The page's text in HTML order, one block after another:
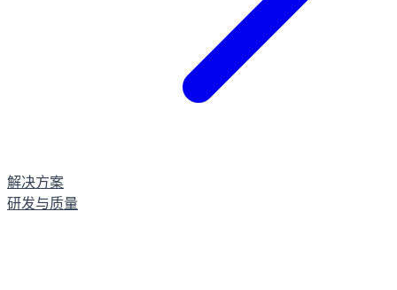
解决方案
研发与质量